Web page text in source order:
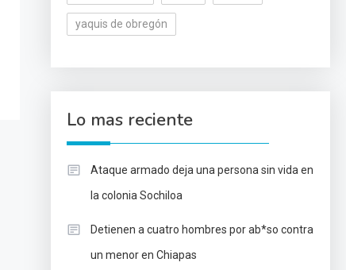
yaquis de obregón
Lo mas reciente
Ataque armado deja una persona sin vida en
la colonia Sochiloa
Detienen a cuatro hombres por ab*so contra
un menor en Chiapas